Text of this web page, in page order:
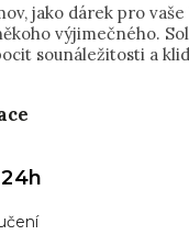
jako dárek pro
výjimečného.
sounáležitosti a